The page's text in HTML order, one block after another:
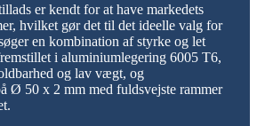
er kendt for at have markedets
hvilket gør det til det ideelle valg for
en kombination af styrke og let
i aluminiumlegering 6005 T6,
og lav vægt, og
Ø 50 x 2 mm med fuldsvejste rammer